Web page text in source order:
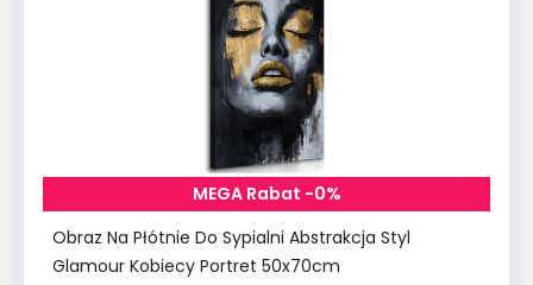
MEGA Rabat -0%
Obraz Na Płótnie Do Sypialni Abstrakcja Styl
Glamour Kobiecy Portret 50x70cm